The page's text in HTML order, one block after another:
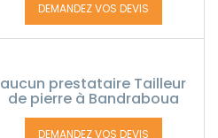
DEMANDEZ VOS DEVIS
aucun prestataire Tailleur
de pierre à Bandraboua
DEMANDEZ VOS DEVIS